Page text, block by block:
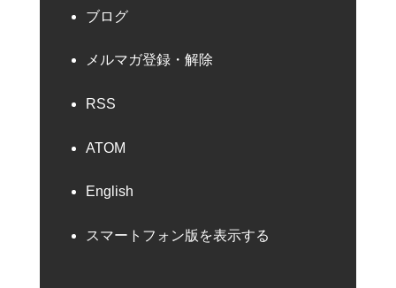
ブログ
メルマガ登録・解除
RSS
ATOM
English
スマートフォン版を表示する